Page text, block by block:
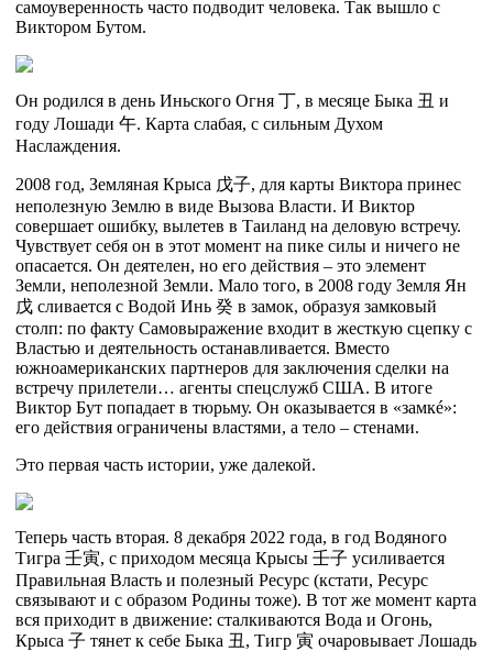
самоуверенность часто подводит человека. Так вышло с
Виктором Бутом.
Он родился в день Иньского Огня 丁, в месяце Быка 丑 и
году Лошади 午. Карта слабая, с сильным Духом
Наслаждения.
2008 год, Земляная Крыса 戊子, для карты Виктора принес
неполезную Землю в виде Вызова Власти. И Виктор
совершает ошибку, вылетев в Таиланд на деловую встречу.
Чувствует себя он в этот момент на пике силы и ничего не
опасается. Он деятелен, но его действия – это элемент
Земли, неполезной Земли. Мало того, в 2008 году Земля Ян
戊 сливается с Водой Инь 癸 в замок, образуя замковый
столп: по факту Самовыражение входит в жесткую сцепку с
Властью и деятельность останавливается. Вместо
южноамериканских партнеров для заключения сделки на
встречу прилетели… агенты спецслужб США. В итоге
Виктор Бут попадает в тюрьму. Он оказывается в «замкé»:
его действия ограничены властями, а тело – стенами.
Это первая часть истории, уже далекой.
Теперь часть вторая. 8 декабря 2022 года, в год Водяного
Тигра 壬寅, с приходом месяца Крысы 壬子 усиливается
Правильная Власть и полезный Ресурс (кстати, Ресурс
связывают и с образом Родины тоже). В тот же момент карта
вся приходит в движение: сталкиваются Вода и Огонь,
Крыса 子 тянет к себе Быка 丑 , Тигр 寅 очаровывает Лошадь